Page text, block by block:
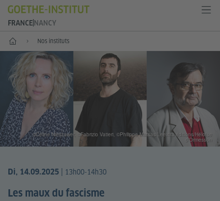
FRANCE NANCY
Accueil Nos instituts
Di, 14.09.2025 13h00-14h30
Les maux du fascisme
©Céline Nieszawer, ©Fabrizio Vatieri, ©Philippe Matsas/Leextra éditions/Héloïse
d'Ormesson